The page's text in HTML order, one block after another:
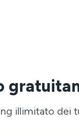
illimitato dei